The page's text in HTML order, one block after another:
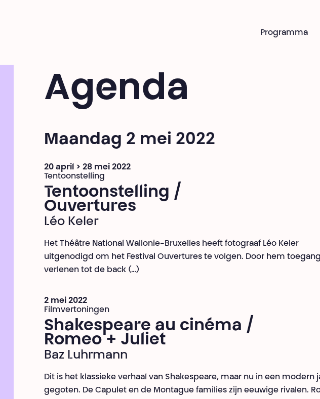
Programma
Agenda
Maandag 2 mei 2022
20 april > 28 mei 2022
Tentoonstelling
Tentoonstelling /
Ouvertures
Léo Keler
Het Théâtre National Wallonie-Bruxelles heeft fotograaf Léo Keler
uitgenodigd om het Festival Ouvertures te volgen. Door hem
verlenen tot de back (…)
2 mei 2022
Filmvertoningen
Shakespeare au cinéma /
Romeo + Juliet
Baz Luhrmann
Dit is het klassieke verhaal van Shakespeare, maar nu in een modern
gegoten. De Capulet en de Montague families zijn eeuwige rivalen.